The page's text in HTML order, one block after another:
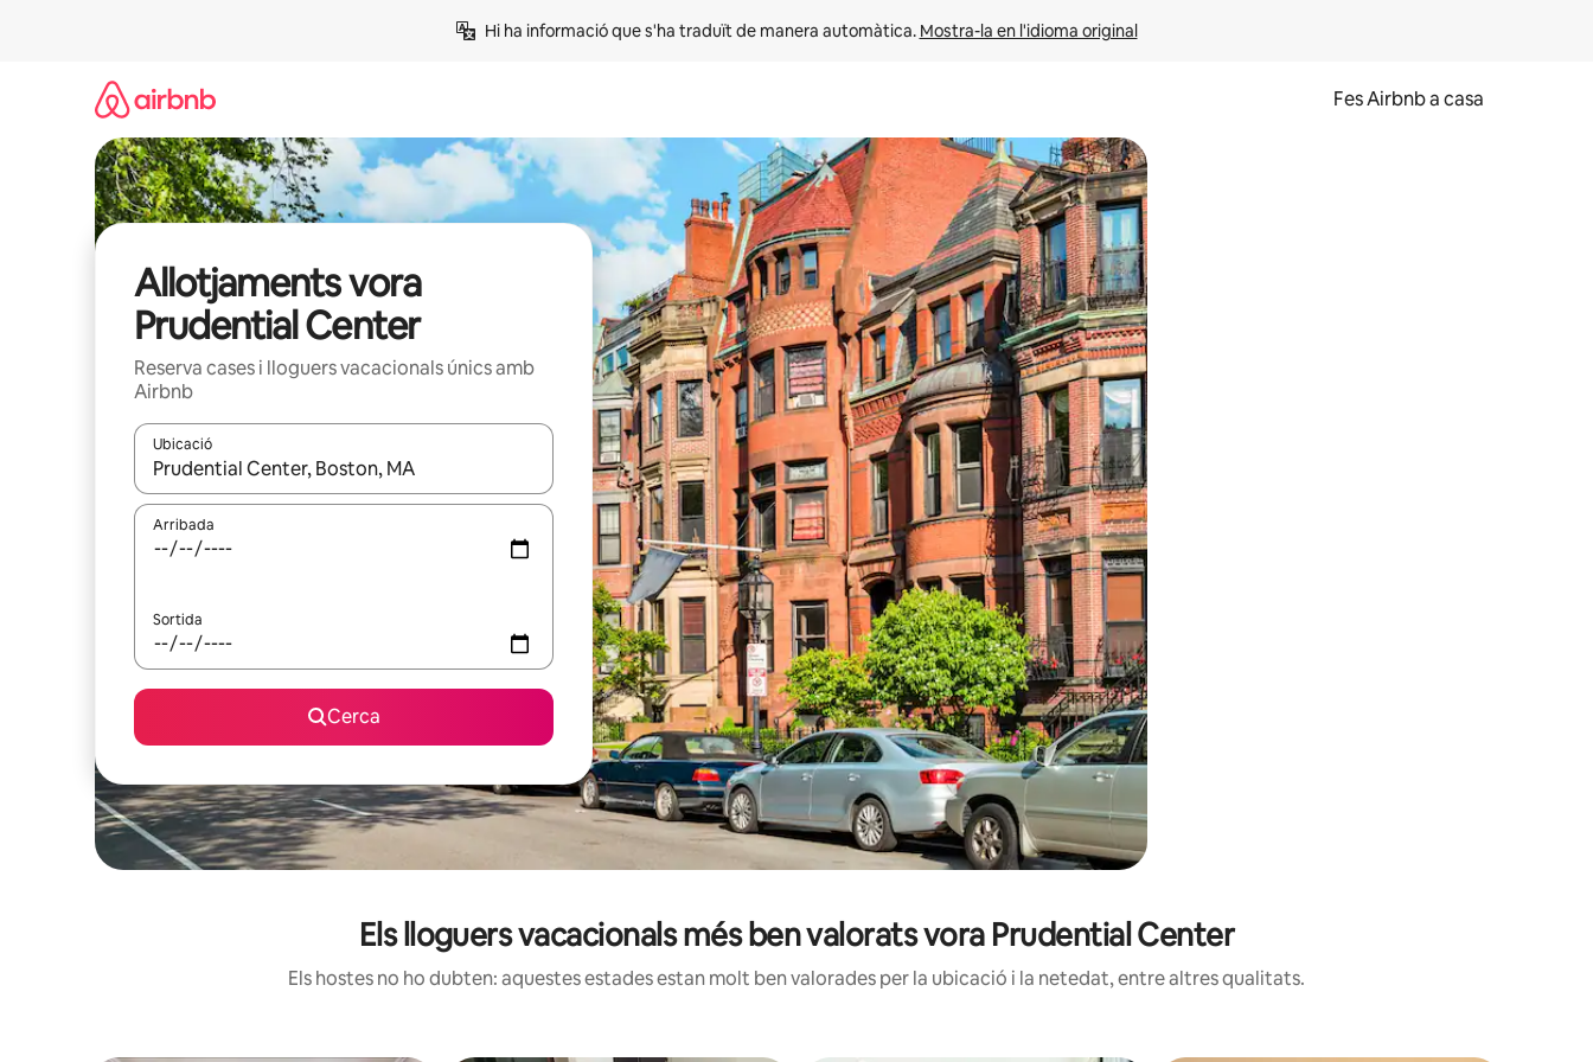
Hi ha informació que s'ha traduït de manera automàtica. Mostra-la en l'idioma original
Fes Airbnb a casa
Allotjaments vora
Prudential Center
Reserva cases i lloguers vacacionals únics amb
Airbnb
Ubicació
Quan els resultats estiguin disponibles, podràs navegar-hi a través de les tecles de les fletxes (amunt i avall), o bé fent un toc a la pantalla o fent-hi lliscar el dit.
Arribada
Sortida
Cerca
Els lloguers vacacionals més ben valorats vora Prudential Center
Els hostes no ho dubten: aquestes estades estan molt ben valorades per la ubicació i la netedat, entre altres qualitats.